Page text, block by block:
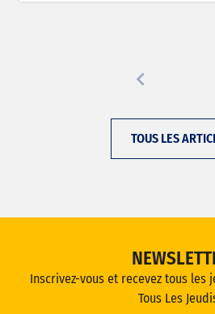
TOUS LES
Inscrivez-vous et recevez tous les
Tous Les